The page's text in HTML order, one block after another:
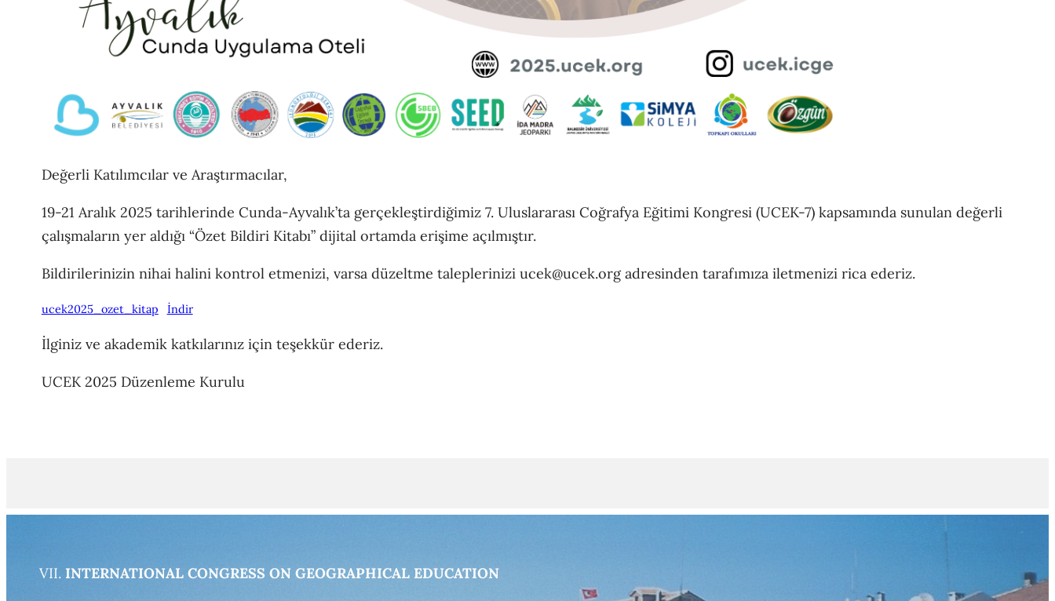
Değerli Katılımcılar ve Araştırmacılar,
19-21 Aralık 2025 tarihlerinde Cunda-Ayvalık’ta gerçekleştirdiğimiz 7. Uluslararası Coğrafya Eğitimi Kongresi (UCEK-7) kapsamında sunulan değerli
çalışmaların yer aldığı “Özet Bildiri Kitabı” dijital ortamda erişime açılmıştır.
Bildirilerinizin nihai halini kontrol etmenizi, varsa düzeltme taleplerinizi ucek@ucek.org adresinden tarafımıza iletmenizi rica ederiz.
ucek2025_ozet_kitap İndir
İlginiz ve akademik katkılarınız için teşekkür ederiz.
UCEK 2025 Düzenleme Kurulu
VII. INTERNATIONAL CONGRESS ON GEOGRAPHICAL EDUCATION